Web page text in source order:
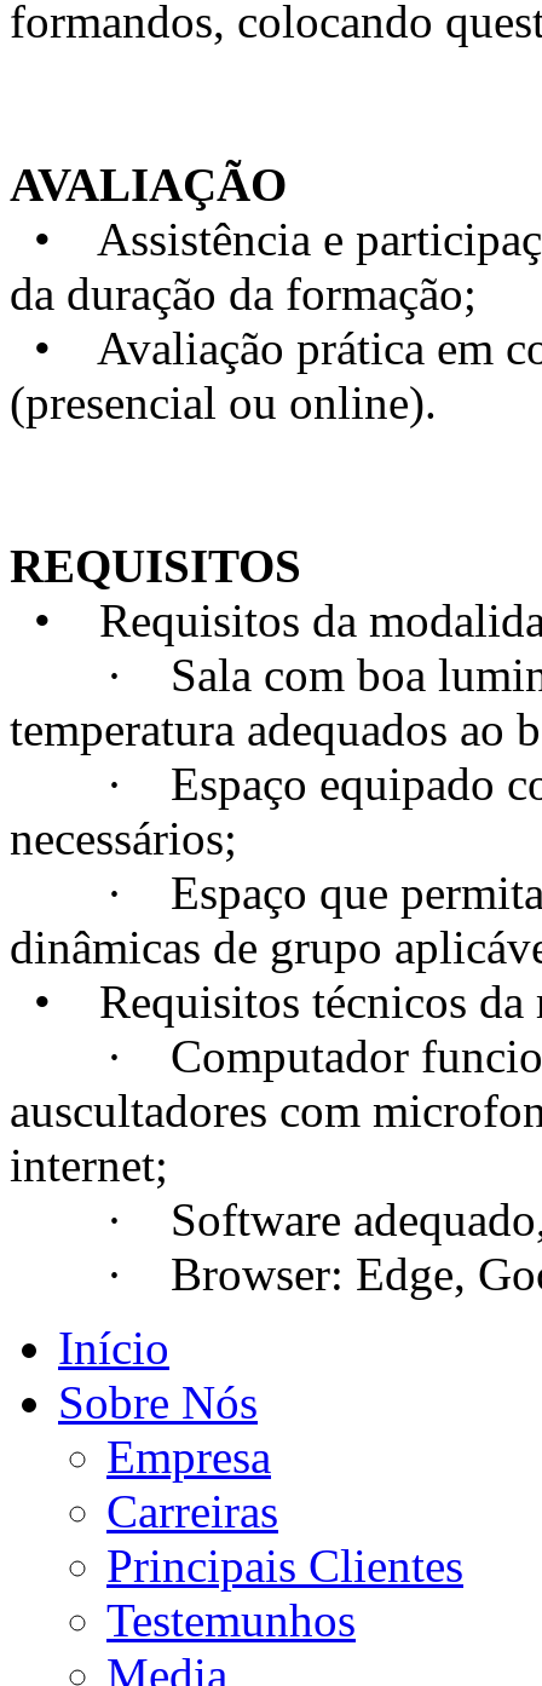
formandos, colocando
AVALIAÇÃO
• Assistência e
da duração da formação;
• Avaliação prática em
(presencial ou online).
REQUISITOS
• Requisitos da
· Sala com boa
temperatura adequados ao
· Espaço equipado
necessários;
· Espaço que permita
dinâmicas de grupo
• Requisitos técnicos da
· Computador
auscultadores com
internet;
· Software adequado,
· Browser: Edge,
Início
Sobre Nós
Empresa
Carreiras
Principais Clientes
Testemunhos
Media